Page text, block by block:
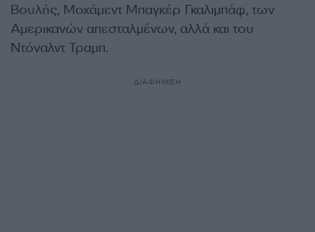
Βουλής, Μοχάμεντ Μπαγκέρ Γκαλιμπάφ, των
Αμερικανών απεσταλμένων, αλλά και του
Ντόναλντ Τραμπ.
ΔΙΑΦΗΜΙΣΗ